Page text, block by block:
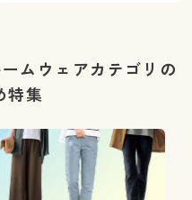
ムウェアカテゴリの
特集